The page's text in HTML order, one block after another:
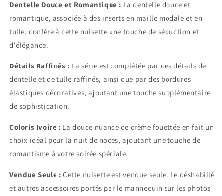
Dentelle Douce et Romantique : La dentelle douce et
romantique, associée à des inserts en maille modale et en
tulle, confère à cette nuisette une touche de séduction et
d'élégance.
Détails Raffinés : La série est complétée par des détails de
dentelle et de tulle raffinés, ainsi que par des bordures
élastiques décoratives, ajoutant une touche supplémentaire
de sophistication.
Coloris Ivoire : La douce nuance de crème fouettée en fait un
choix idéal pour la nuit de noces, ajoutant une touche de
romantisme à votre soirée spéciale.
Vendue Seule : Cette nuisette est vendue seule. Le déshabillé
et autres accessoires portés par le mannequin sur les photos